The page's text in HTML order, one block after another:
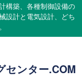
構築、各種制御設備の
設計と電気設計、どち
センター.COM